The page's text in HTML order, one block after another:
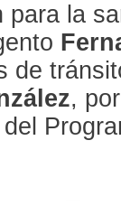
para la
de
,